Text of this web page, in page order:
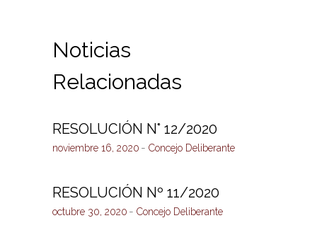
Noticias
Relacionadas
RESOLUCIÓN N° 12/2020
noviembre 16, 2020 Concejo Deliberante
RESOLUCIÓN Nº 11/2020
octubre 30, 2020 Concejo Deliberante